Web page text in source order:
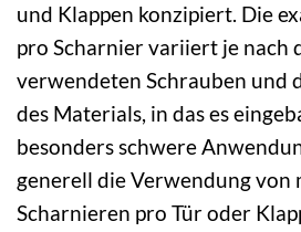
und Klappen konzipiert. Die
pro Scharnier variiert je nach
verwendeten Schrauben und
des Materials, in das es
besonders schwere
generell die Verwendung von
Scharnieren pro Tür oder